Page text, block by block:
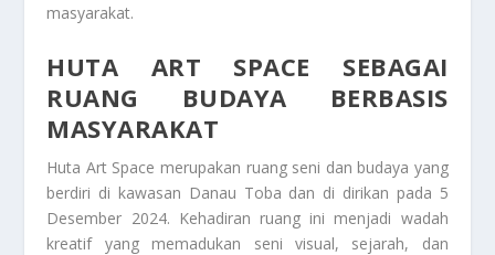
masyarakat.
HUTA ART SPACE SEBAGAI
RUANG BUDAYA BERBASIS
MASYARAKAT
Huta Art Space merupakan ruang seni dan budaya yang
berdiri di kawasan Danau Toba dan di dirikan pada 5
Desember 2024. Kehadiran ruang ini menjadi wadah
kreatif yang memadukan seni visual, sejarah, dan